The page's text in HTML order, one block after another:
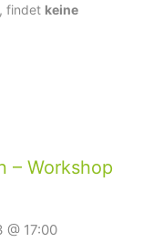
findet keine
– Workshop
@ 17:00